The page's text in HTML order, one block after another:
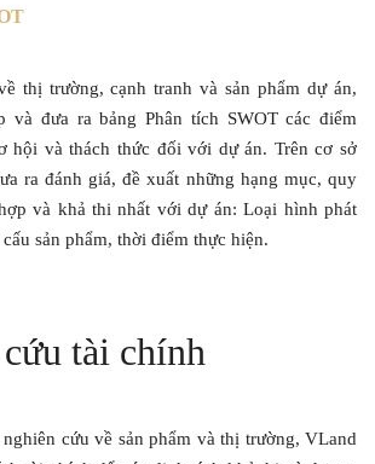
thị trường, cạnh tranh và sản phẩm dự án,
và đưa ra bảng Phân tích SWOT các điểm
hội và thách thức đối với dự án. Trên cơ sở
ra đánh giá, đề xuất những hạng mục, quy
và khả thi nhất với dự án: Loại hình phát
sản phẩm, thời điểm thực hiện.
tài chính
cứu về sản phẩm và thị trường, VLand